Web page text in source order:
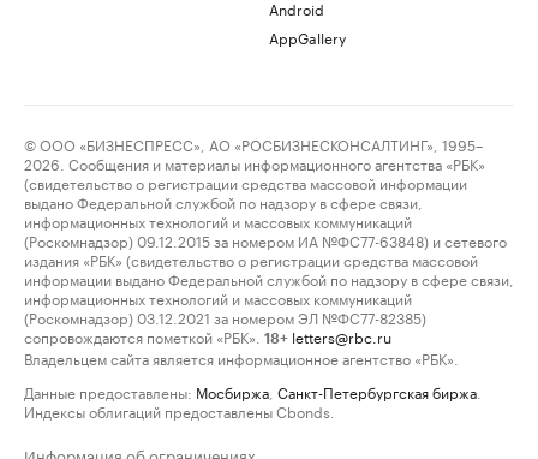
Android
AppGallery
© ООО «БИЗНЕСПРЕСС», АО «РОСБИЗНЕСКОНСАЛТИНГ», 1995–
2026. Сообщения и материалы информационного агентства «РБК»
(свидетельство о регистрации средства массовой информации
выдано Федеральной службой по надзору в сфере связи,
информационных технологий и массовых коммуникаций
(Роскомнадзор) 09.12.2015 за номером ИА №ФС77-63848) и сетевого
издания «РБК» (свидетельство о регистрации средства массовой
информации выдано Федеральной службой по надзору в сфере связи,
информационных технологий и массовых коммуникаций
(Роскомнадзор) 03.12.2021 за номером ЭЛ №ФС77-82385)
сопровождаются пометкой «РБК».
18+ letters@rbc.ru
Владельцем сайта является информационное агентство «РБК».
Данные предоставлены: Мосбиржа Санкт-Петербургская биржа
Индексы облигаций предоставлены Cbonds.
Информация об ограничениях